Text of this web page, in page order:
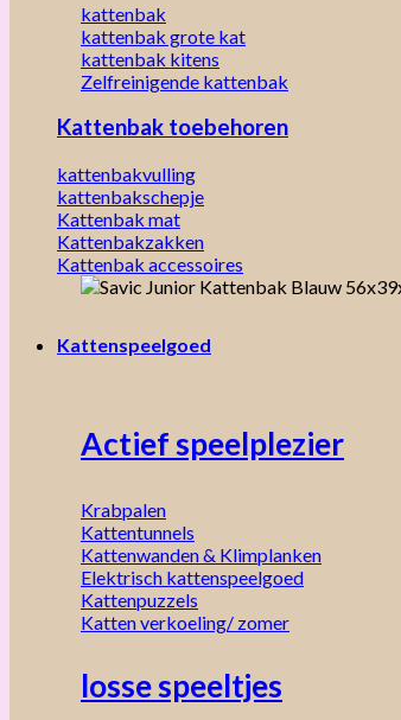
kattenbak
kattenbak grote kat
kattenbak kitens
Zelfreinigende kattenbak
Kattenbak toebehoren
kattenbakvulling
kattenbakschepje
Kattenbak mat
Kattenbakzakken
Kattenbak accessoires
Kattenspeelgoed
Actief speelplezier
Krabpalen
Kattentunnels
Kattenwanden & Klimplanken
Elektrisch kattenspeelgoed
Kattenpuzzels
Katten verkoeling/ zomer
losse speeltjes